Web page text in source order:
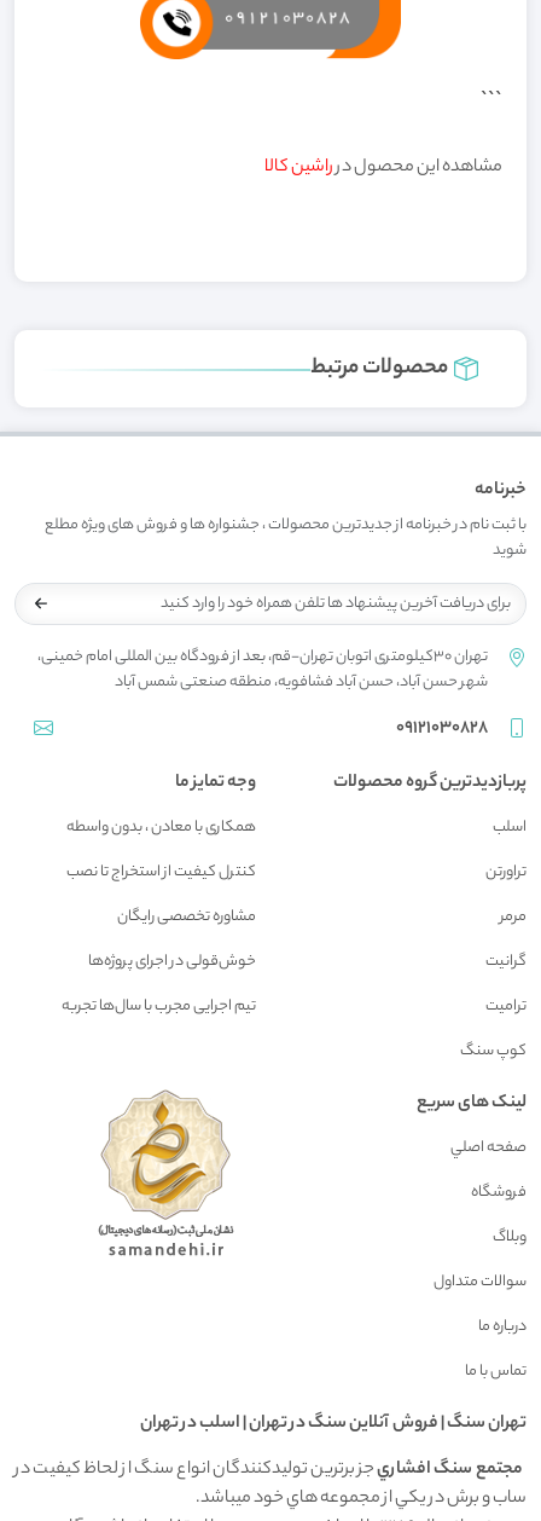
```
مشاهده این محصول درراشین کالا
محصولات مرتبط
خبرنامه
با ثبت نام در خبرنامه از جدیدترین محصولات ، جشنواره ها و فروش های ویژه مطلع
شوید
تهران 30کیلومتری اتوبان تهران-قم، بعد از فرودگاه بین المللی امام خمینی،
شهر حسن آباد، حسن آباد فشافویه، منطقه صنعتی شمس آباد
09121030828
پربازدیدترین گروه محصولات
اسلب
تراورتن
مرمر
گرانیت
ترامیت
کوپ سنگ
وجه تمایز ما
همکاری با معادن ، بدون واسطه
کنترل کیفیت از استخراج تا نصب
مشاوره تخصصی رایگان
خوش‌قولی در اجرای پروژه‌ها
تیم اجرایی مجرب با سال‌ها تجربه
لینک های سریع
صفحه اصلي
فروشگاه
وبلاگ
سوالات متداول
درباره ما
تماس با ما
تهران سنگ | فروش آنلاين سنگ در تهران | اسلب در تهران
مجتمع سنگ افشاريجز برترين توليدکنندگان انواع سنگ از لحاظ کيفيت در
ساب و برش در يکي از مجموعه هاي خود ميباشد.